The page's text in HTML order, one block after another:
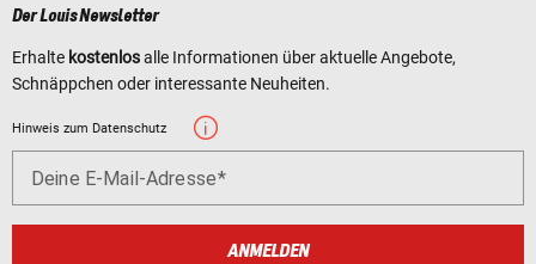
Der Louis Newsletter
Erhalte kostenlosalle Informationen über aktuelle Angebote,
Schnäppchen oder interessante Neuheiten.
Hinweis zum Datenschutz
Deine E-Mail-Adresse
ANMELDEN